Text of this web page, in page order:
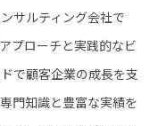
サルティング会社で
プローチと実践的なビ
で顧客企業の成長を支
門知識と豊富な実績を